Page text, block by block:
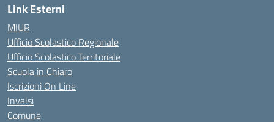
Link Esterni
MIUR
Ufficio Scolastico Regionale
Ufficio Scolastico Territoriale
Scuola in Chiaro
Iscrizioni On Line
Invalsi
Comune